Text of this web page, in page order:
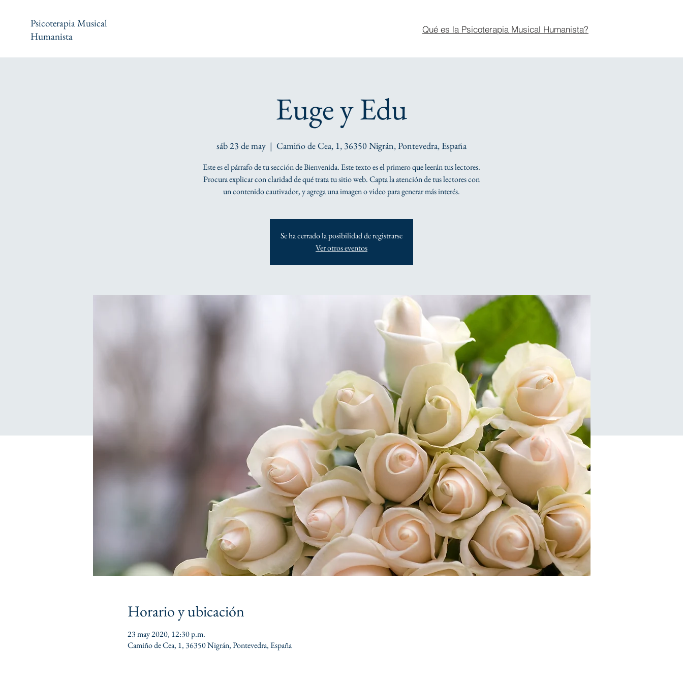
Psicoterapia Musical
Humanista
Qué es la Psicoterapia Musical Humanista?
Euge y Edu
sáb 23 de may
  |
Camiño de Cea, 1, 36350 Nigrán, Pontevedra, España
Este es el párrafo de tu sección de Bienvenida. Este texto es el primero que leerán tus lectores.
Procura explicar con claridad de qué trata tu sitio web. Capta la atención de tus lectores con
un contenido cautivador, y agrega una imagen o video para generar más interés.
Se ha cerrado la posibilidad de registrarse
Ver otros eventos
Horario y ubicación
23 may 2020, 12:30 p.m.
Camiño de Cea, 1, 36350 Nigrán, Pontevedra, España